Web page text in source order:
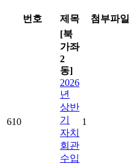
번호 제목 첨부파일
610
[북
가좌
2
동]
2026
년
상반
기
자치
회관
수입
1